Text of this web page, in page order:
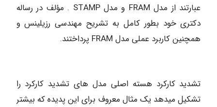
عبارتند از مدل FRAM و مدل STAMP . مؤلف در رساله
دکتری خود بطور کامل به تشریح مهندسی رزیلینس و
همچنین کاربرد عملی مدل FRAM پرداختند.
تشدید کارکرد هسته اصلی مدل های تشدید کارکرد را
تشکیل میدهد یک مثال معروف برای این پدیده که بیشتر